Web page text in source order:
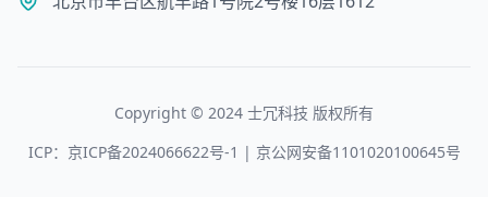
Copyright © 2024 士冗科技 版权所有
ICP：京ICP备2024066622号-1 | 京公网安备1101020100645号